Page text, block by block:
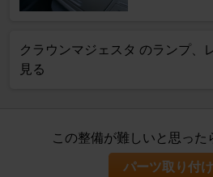
クラウンマジェスタ のランプ、
見る
この整備が難しいと思った
パーツ取り付